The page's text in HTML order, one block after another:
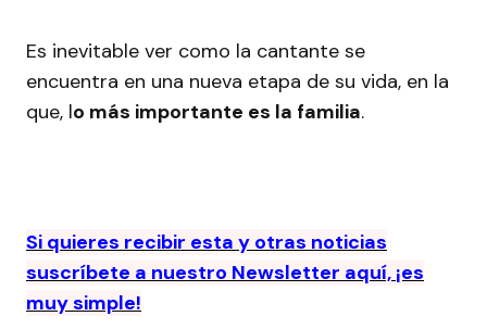
Es inevitable ver como la cantante se
encuentra en una nueva etapa de su vida, en la
que, lo más importante es la familia.
Si quieres recibir esta y otras noticias
suscríbete a nuestro Newsletter aquí, ¡es
muy simple!